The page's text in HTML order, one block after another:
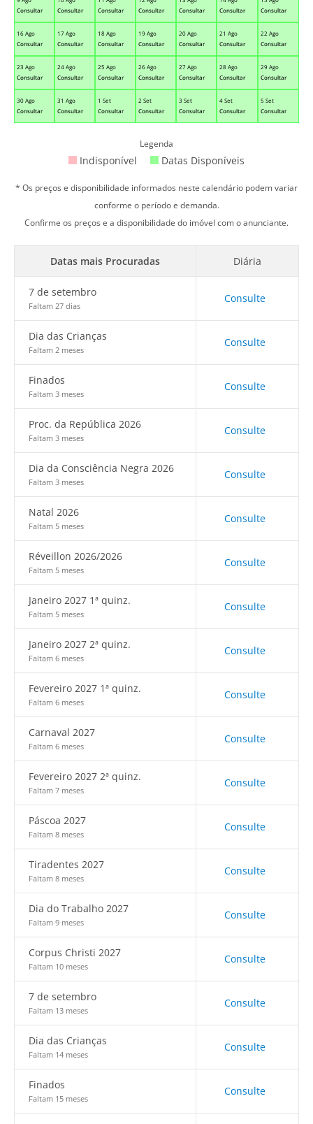
Consultar
Consultar
Consultar
Consultar
Consultar
Consultar
Consultar
16 Ago
Consultar
17 Ago
Consultar
18 Ago
Consultar
19 Ago
Consultar
20 Ago
Consultar
21 Ago
Consultar
22 Ago
Consultar
23 Ago
Consultar
24 Ago
Consultar
25 Ago
Consultar
26 Ago
Consultar
27 Ago
Consultar
28 Ago
Consultar
29 Ago
Consultar
30 Ago
Consultar
31 Ago
Consultar
1 Set
Consultar
2 Set
Consultar
3 Set
Consultar
4 Set
Consultar
5 Set
Consultar
Legenda
Indisponível Datas Disponíveis
* Os preços e disponibilidade informados neste calendário podem variar
conforme o período e demanda.
Confirme os preços e a disponibilidade do imóvel com o anunciante.
Datas mais Procuradas Diária
7 de setembro
Faltam 27 dias
Consulte
Dia das Crianças
Faltam 2 meses
Consulte
Finados
Faltam 3 meses
Consulte
Proc. da República 2026
Faltam 3 meses
Consulte
Dia da Consciência Negra 2026
Faltam 3 meses
Consulte
Natal 2026
Faltam 5 meses
Consulte
Réveillon 2026/2026
Faltam 5 meses
Consulte
Janeiro 2027 1ª quinz.
Faltam 5 meses
Consulte
Janeiro 2027 2ª quinz.
Faltam 6 meses
Consulte
Fevereiro 2027 1ª quinz.
Faltam 6 meses
Consulte
Carnaval 2027
Faltam 6 meses
Consulte
Fevereiro 2027 2ª quinz.
Faltam 7 meses
Consulte
Páscoa 2027
Faltam 8 meses
Consulte
Tiradentes 2027
Faltam 8 meses
Consulte
Dia do Trabalho 2027
Faltam 9 meses
Consulte
Corpus Christi 2027
Faltam 10 meses
Consulte
7 de setembro
Faltam 13 meses
Consulte
Dia das Crianças
Faltam 14 meses
Consulte
Finados
Faltam 15 meses
Consulte